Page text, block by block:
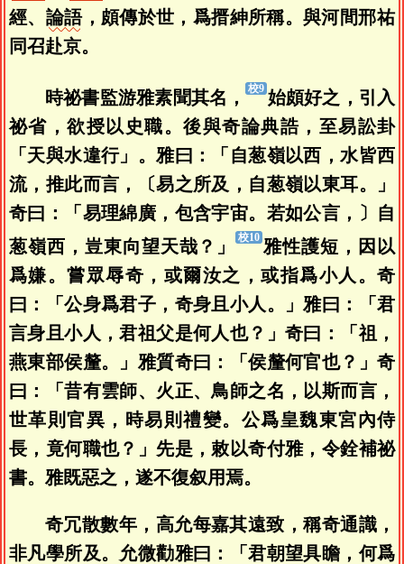
經、 論語，頗傳於世，爲搢紳所稱。與河間邢祐
同召赴京。
時祕書監游雅素聞其名，
始頗好之，引入
祕省，欲授以史職。後與奇論典誥，至易訟卦
「天與水違行」。雅曰：「自葱嶺以西，水皆西
流，推此而言，〔易之所及，自葱嶺以東耳。」
奇曰：「易理綿廣，包含宇宙。若如公言，〕自
葱嶺西，豈東向望天哉？」
雅性護短，因以
爲嫌。嘗眾辱奇，或爾汝之，或指爲小人。奇
曰：「公身爲君子，奇身且小人。」雅曰：「君
言身且小人，君祖父是何人也？」奇曰：「祖，
燕東部侯釐。」雅質奇曰：「侯釐何官也？」奇
曰：「昔有雲師、火正、鳥師之名，以斯而言，
世革則官異，時易則禮變。公爲皇魏東宮內侍
長，竟何職也？」先是，敕以奇付雅，令銓補祕
書。雅既惡之，遂不復叙用焉。
奇冗散數年，高允每嘉其遠致，稱奇通識，
非凡學所及。允微勸雅曰：「君朝望具瞻，何爲